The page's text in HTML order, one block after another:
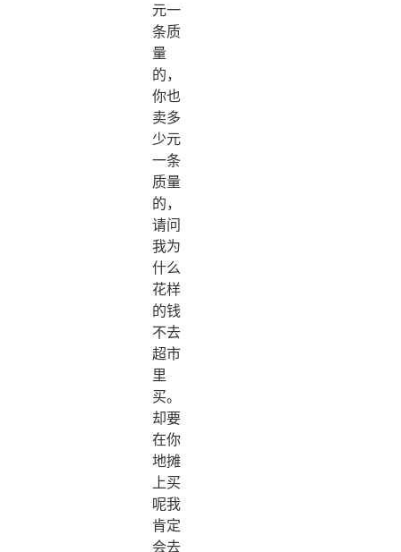
元一
条质
量
的，
你也
卖多
少元
一条
质量
的，
请问
我为
什么
花样
的钱
不去
超市
里
买。
却要
在你
地摊
上买
呢我
肯定
会去